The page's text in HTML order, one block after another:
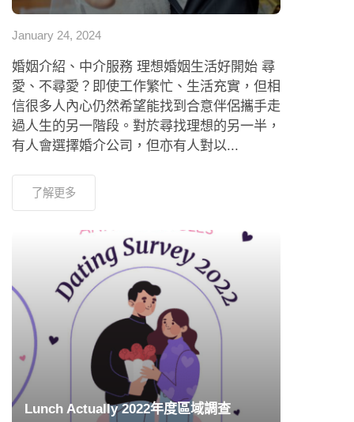
January 24, 2024
婚姻介紹、中介服務 理想婚姻生活好開始 尋
愛、不尋愛？即使工作繁忙、生活充實，但相
信很多人內心仍然希望能找到合意伴侶攜手走
過人生的另一階段。對於尋找理想的另一半，
有人會選擇婚介公司，但亦有人對以...
了解更多
Lunch Actually 2022年度區域調查